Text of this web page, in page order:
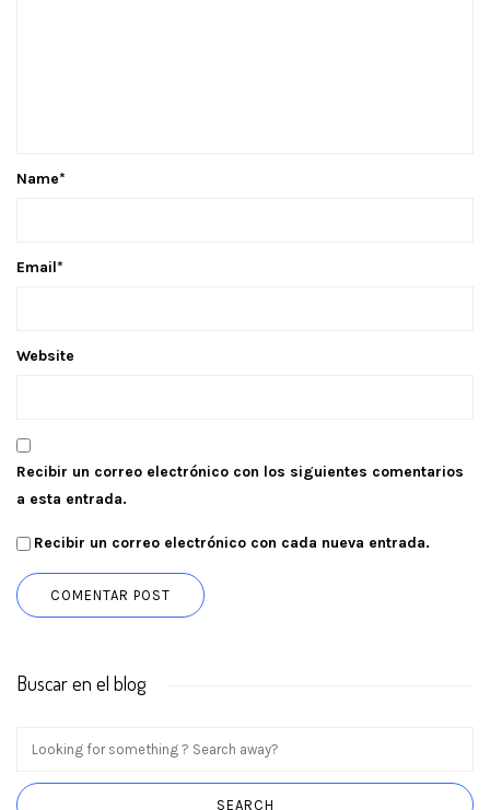
Name*
Email*
Website
Recibir un correo electrónico con los siguientes comentarios
a esta entrada.
Recibir un correo electrónico con cada nueva entrada.
Buscar en el blog